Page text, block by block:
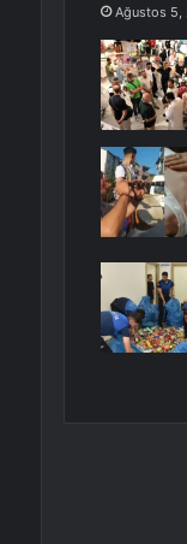
Ağustos 5,